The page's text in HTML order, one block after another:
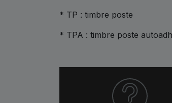
* TP : timbre poste
* TPA : timbre poste